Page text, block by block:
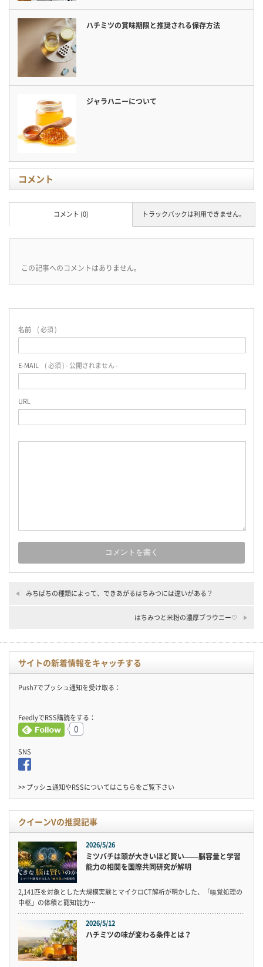
ハチミツの賞味期限と推奨される保存方法
ジャラハニーについて
コメント
トラックバックは利用できません。
コメント (0)
この記事へのコメントはありません。
名前 ( 必須 )
E-MAIL ( 必須 ) - 公開されません -
URL
みちばちの種類によって、できあがるはちみつには違いがある？
はちみつと米粉の濃厚ブラウニー♡
サイトの新着情報をキャッチする
Push7でプッシュ通知を受け取る：
FeedlyでRSS購読をする：
0
SNS
>> プッシュ通知やRSSについてはこちらをご覧下さい
クイーンVの推奨記事
2026/5/26
ミツバチは頭が大きいほど賢い——脳容量と学習
能力の相関を国際共同研究が解明
2,141匹を対象とした大規模実験とマイクロCT解析が明かした、「嗅覚処理の
中枢」の体積と認知能力…
2026/5/12
ハチミツの味が変わる条件とは？